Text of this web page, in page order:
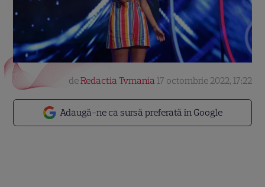
Adaugă-ne ca sursă preferată în Google
deRedactia Tvmania 17 octombrie 2022, 17:22